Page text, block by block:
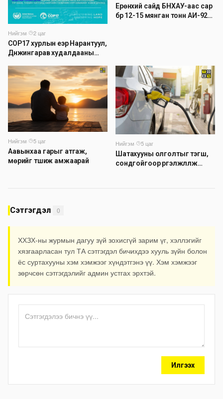
Нийгэм·
2 цаг
COP17 хурлын үеэр Нарантуул,
Дүнжингарав худалдааны
хаана
Ерөнхий сайд БНХАУ-аас сар
бүр 12-15 мянган тонн АИ-92
Нийгэм·
5 цаг
Аавынхаа гарыг атгаж,
мөрийг түшиж амжаарай
Нийгэм·
5 цаг
Шатахууны олголтыг тэгш,
сондгойгоор үргэлжлүүлж
Сэтгэгдэл 0
ХХЗХ-ны журмын дагуу зүй зохисгүй зарим үг, хэллэгийг
хязгаарласан тул ТА сэтгэгдэл бичихдээ хууль зүйн болон
ёс суртахууны хэм хэмжээг хүндэтгэнэ үү. Хэм хэмжээг
зөрчсөн сэтгэгдэлийг админ устгах эрхтэй.
Илгээх